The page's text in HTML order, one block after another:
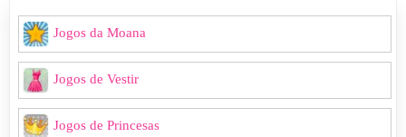
Jogos da Moana
Jogos de Vestir
Jogos de Princesas